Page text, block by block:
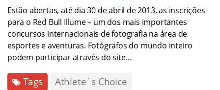
Estão abertas, até dia 30 de abril de 2013, as inscrições
para o Red Bull Illume – um dos mais importantes
concursos internacionais de fotografia na área de
esportes e aventuras. Fotógrafos do mundo inteiro
podem participar através do site…
Tags
Athlete´s Choice